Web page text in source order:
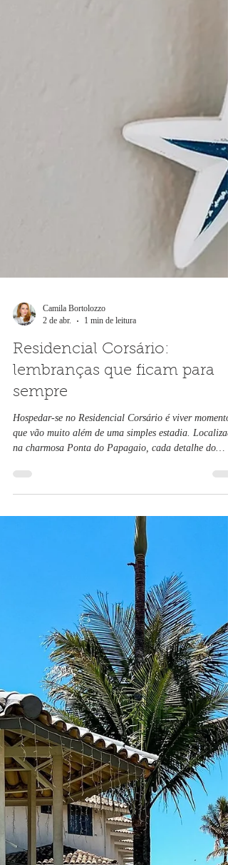
2 de abr.
Residencial Corsário:
lembranças que ficam para
sempre
Hospedar-se no Residencial Corsário é viver
na charmosa Ponta do Papagaio, cada detalhe do
ambiente foi pensado para transformar dias comuns
memórias especiais — da brisa do mar ao silêncio
tranquilo que convida a desacelerar.